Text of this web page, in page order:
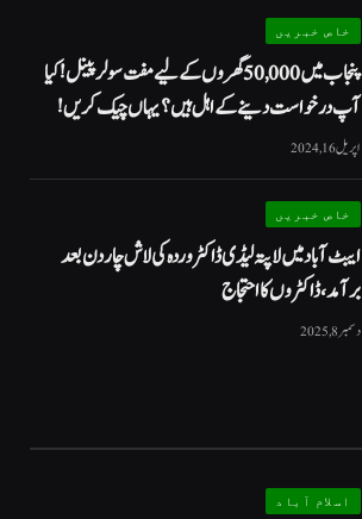
خاص خبریں
پنجاب میں 50,000 گھروں کے لیے مفت سولر پینل! کیا
آپ درخواست دینے کے اہل ہیں؟ یہاں چیک کریں!
اپریل 16, 2024
خاص خبریں
ایبٹ آباد میں لاپتہ لیڈی ڈاکٹر وردہ کی لاش چار دن بعد
برآمد، ڈاکٹروں کا احتجاج
دسمبر 8, 2025
اسلام آباد